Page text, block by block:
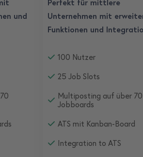
und
Perfekt für mittlere
Unternehmen mit
Funktionen und
100 Nutzer
25 Job Slots
Multiposting auf über 70
Jobboards
ATS mit Kanban-Board
Integration to ATS